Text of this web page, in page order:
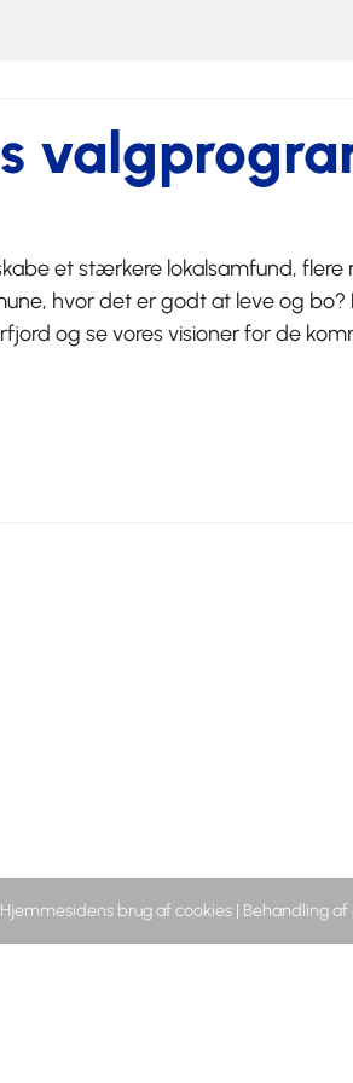
et stærkere lokalsamfund,
hvor det er godt at leve og
og se vores visioner for de
Hjemmesidens brug af cookies| Behandling